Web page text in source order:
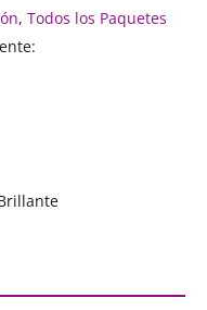
, Todos los Paquetes